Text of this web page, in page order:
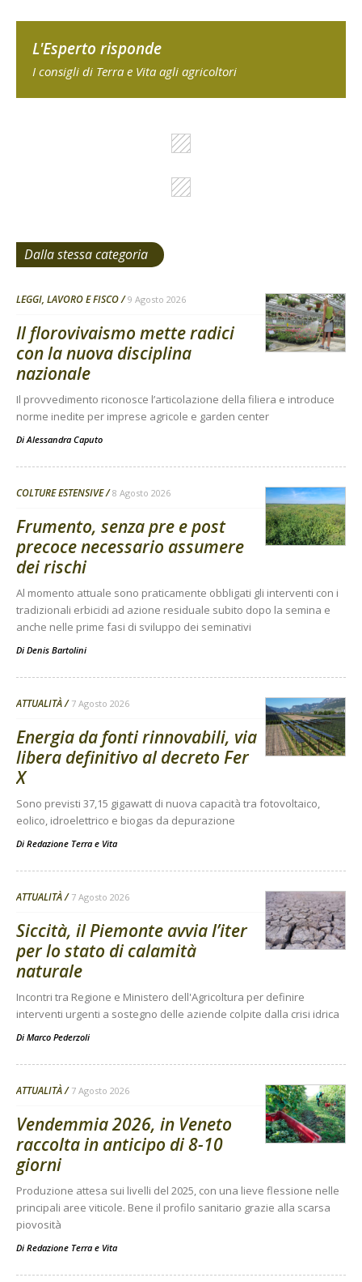
L'Esperto risponde
I consigli di Terra e Vita agli agricoltori
Dalla stessa categoria
LEGGI, LAVORO E FISCO 9 Agosto 2026
Il florovivaismo mette radici
con la nuova disciplina
nazionale
Il provvedimento riconosce l’articolazione della filiera e introduce
norme inedite per imprese agricole e garden center
DiAlessandra Caputo
COLTURE ESTENSIVE 8 Agosto 2026
Frumento, senza pre e post
precoce necessario assumere
dei rischi
Al momento attuale sono praticamente obbligati gli interventi con i
tradizionali erbicidi ad azione residuale subito dopo la semina e
anche nelle prime fasi di sviluppo dei seminativi
Di Denis Bartolini
ATTUALITÀ 7 Agosto 2026
Energia da fonti rinnovabili, via
libera definitivo al decreto Fer
X
Sono previsti 37,15 gigawatt di nuova capacità tra fotovoltaico,
eolico, idroelettrico e biogas da depurazione
Di Redazione Terra e Vita
ATTUALITÀ 7 Agosto 2026
Siccità, il Piemonte avvia l’iter
per lo stato di calamità
naturale
Incontri tra Regione e Ministero dell'Agricoltura per definire
interventi urgenti a sostegno delle aziende colpite dalla crisi idrica
Di Marco Pederzoli
ATTUALITÀ 7 Agosto 2026
Vendemmia 2026, in Veneto
raccolta in anticipo di 8-10
giorni
Produzione attesa sui livelli del 2025, con una lieve flessione nelle
principali aree viticole. Bene il profilo sanitario grazie alla scarsa
piovosità
Di Redazione Terra e Vita